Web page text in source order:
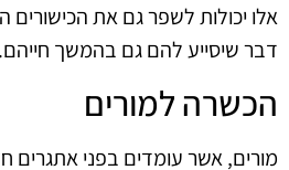
אלו יכולות לשפר גם את
דבר שיסייע להם גם בהמשך חייהם.
הכשרה למורים
מורים, אשר עומדים בפני